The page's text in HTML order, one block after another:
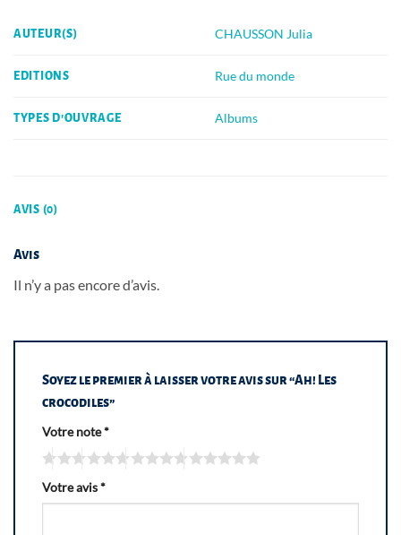
AUTEUR(S) CHAUSSON Julia
EDITIONS Rue du monde
TYPES D'OUVRAGE Albums
AVIS (0)
Avis
Il n’y a pas encore d’avis.
Soyez le premier à laisser votre avis sur “Ah! Les
crocodiles”
Votre note*
Votre avis*